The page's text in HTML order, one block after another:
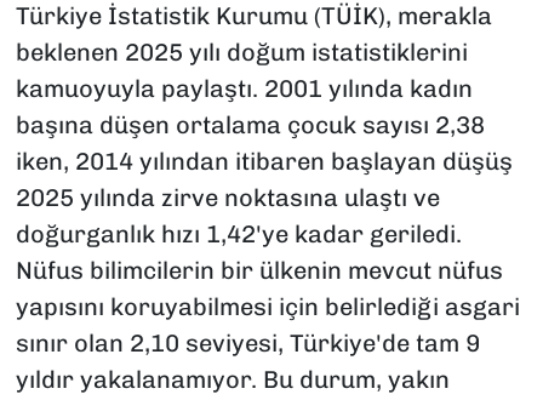
Türkiye İstatistik Kurumu (TÜİK), merakla
beklenen 2025 yılı doğum istatistiklerini
kamuoyuyla paylaştı. 2001 yılında kadın
başına düşen ortalama çocuk sayısı 2,38
iken, 2014 yılından itibaren başlayan düşüş
2025 yılında zirve noktasına ulaştı ve
doğurganlık hızı 1,42'ye kadar geriledi.
Nüfus bilimcilerin bir ülkenin mevcut nüfus
yapısını koruyabilmesi için belirlediği asgari
sınır olan 2,10 seviyesi, Türkiye'de tam 9
yıldır yakalanamıyor. Bu durum, yakın